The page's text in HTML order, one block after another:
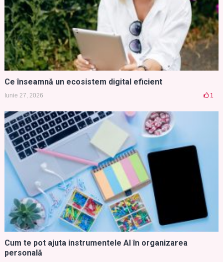
Ce înseamnă un ecosistem digital eficient
Iunie 27, 2026 1
Cum te pot ajuta instrumentele AI în organizarea
personală